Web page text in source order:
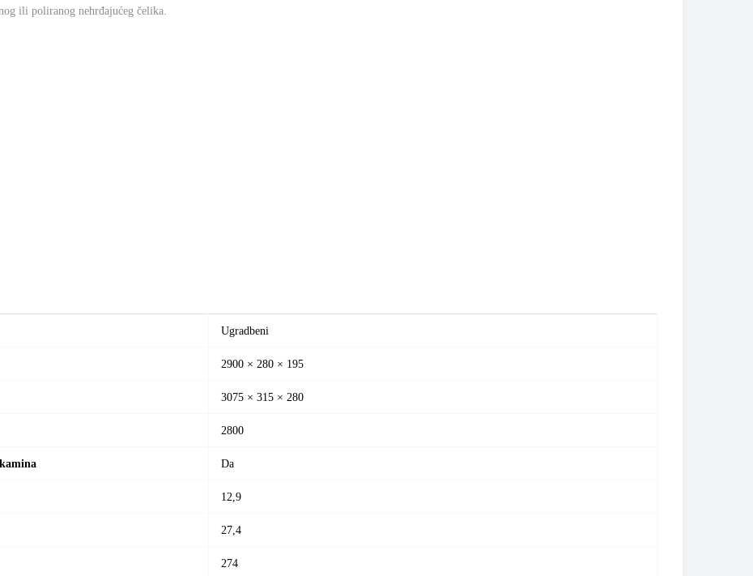
ili poliranog nehrđajućeg čelika.
Ugradbeni
2900 × 280 × 195
3075 × 315 × 280
2800
Da
12,9
27,4
274